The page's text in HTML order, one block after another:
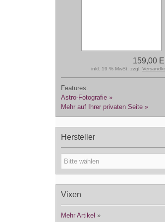
159,00
inkl. 19 % MwSt. zzgl.
Features:
Astro-Fotografie »
Mehr auf Ihrer privaten Seite »
Hersteller
Vixen
Mehr Artikel »